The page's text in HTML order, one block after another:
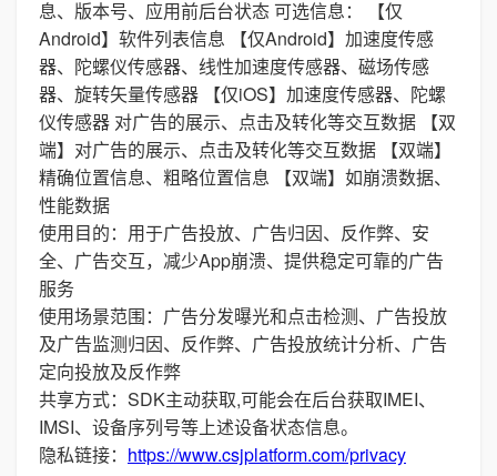
息、版本号、应用前后台状态 可选信息： 【仅
Android】软件列表信息 【仅Android】加速度传感
器、陀螺仪传感器、线性加速度传感器、磁场传感
器、旋转矢量传感器 【仅iOS】加速度传感器、陀螺
仪传感器 对广告的展示、点击及转化等交互数据 【双
端】对广告的展示、点击及转化等交互数据 【双端】
精确位置信息、粗略位置信息 【双端】如崩溃数据、
性能数据
使用目的：用于广告投放、广告归因、反作弊、安
全、广告交互，减少App崩溃、提供稳定可靠的广告
服务
使用场景范围：广告分发曝光和点击检测、广告投放
及广告监测归因、反作弊、广告投放统计分析、广告
定向投放及反作弊
共享方式：SDK主动获取,可能会在后台获取IMEI、
IMSI、设备序列号等上述设备状态信息。
隐私链接： https://www.csjplatform.com/privacy